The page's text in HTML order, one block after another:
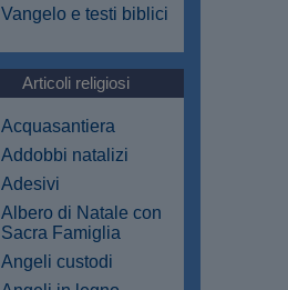
Vangelo e testi biblici
Articoli religiosi
Acquasantiera
Addobbi natalizi
Adesivi
Albero di Natale con
Sacra Famiglia
Angeli custodi